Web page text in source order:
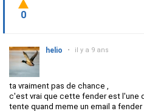
0
helio • il y a 9 ans
ta vraiment pas de chance ,
c'est vrai que cette fender est l'une
tente quand meme un email a